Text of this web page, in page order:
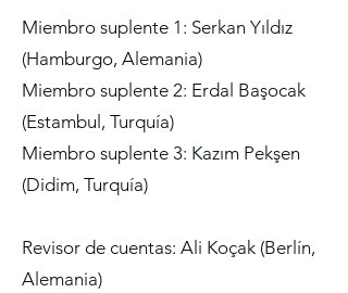
Miembro suplente 1: Serkan Yıldız
(Hamburgo, Alemania)
Miembro suplente 2: Erdal Başocak
(Estambul, Turquía)
Miembro suplente 3: Kazım Pekşen
(Didim, Turquía)
Revisor de cuentas: Ali Koçak (Berlín,
Alemania)